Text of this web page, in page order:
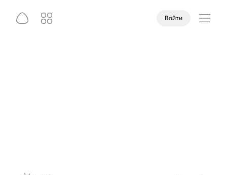
Войти